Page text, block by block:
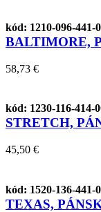
kód: 1210-096-441-
BALTIMORE,
58,73 €
kód: 1230-116-414-
STRETCH,
45,50 €
kód: 1520-136-441-
TEXAS,